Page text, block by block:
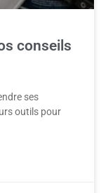
conseils
ses
outils pour